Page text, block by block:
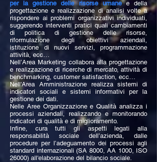
per la gestione delle risorse umane
e della
progettazione e realizzazione di analisi volte a
rispondere ai problemi organizzativi individuati,
suggerendo interventi pratici quali cambiamenti
di politica di gestione delle risorse,
riformulazione degli obiettivi aziendali,
istituzione di nuovi servizi, programmazione
attività, ecc…
Nell’Area Marketing collabora alla progettazione
e realizzazione di ricerche di mercato, attività di
benchmarking, customer satisfaction, ecc…
Nell'Area Amministrazione realizza sistemi di
indicatori sociali e sistemi informativi per la
gestione dei dati.
Nelle Aree Organizzazione e Qualità analizza i
processi aziendali, realizzando e monitorando
indicatori di qualità e di miglioramento.
Infine, cura tutti gli aspetti legati alla
responsabilità sociale dell’azienda, dalle
procedure per l’adeguamento dei processi agli
standard internazionali (SA 8000, AA 1000, ISO
26000) all'elaborazione del bilancio sociale.